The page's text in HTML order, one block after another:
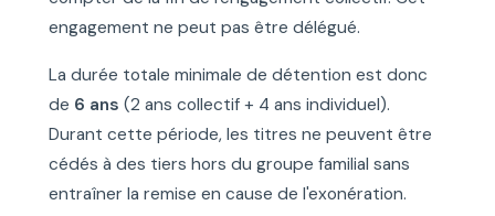
engagement ne peut pas être délégué.
La durée totale minimale de détention est donc
de 6 ans (2 ans collectif + 4 ans individuel).
Durant cette période, les titres ne peuvent être
cédés à des tiers hors du groupe familial sans
entraîner la remise en cause de l'exonération.